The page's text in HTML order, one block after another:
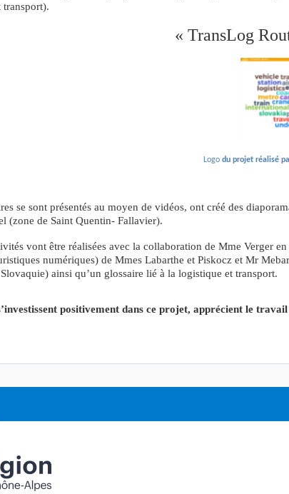
transport).
« TransLog
Logo du projet réalisé
se sont présentés au moyen de vidéos, ont créé des
(zone de Saint Quentin- Fallavier).
vont être réalisées avec la collaboration de Mme Verger
numériques) de Mmes Labarthe et Piskocz et Mr
ainsi qu’un glossaire lié à la logistique et transport.
positivement dans ce projet, apprécient le